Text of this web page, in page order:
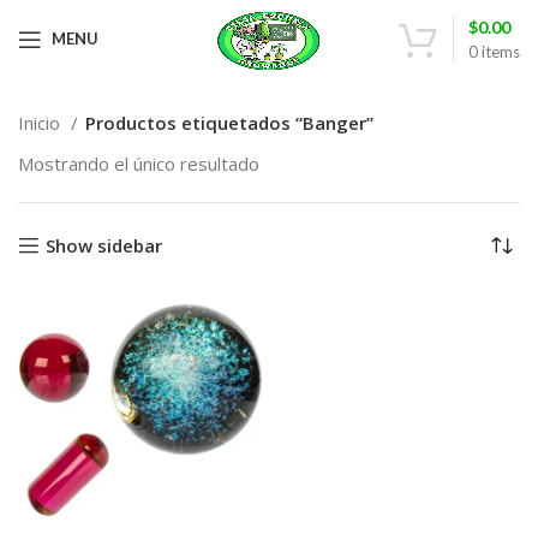
MENU
0items
$0.00
Inicio
Productos etiquetados “Banger”
Mostrando el único resultado
Show sidebar